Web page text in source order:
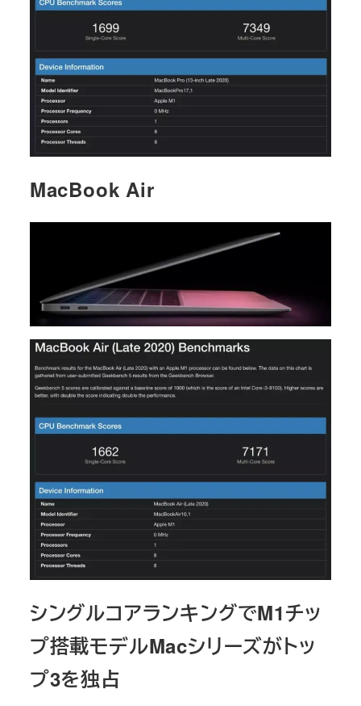
MacBook Air
シングルコアランキングでM1チッ
プ搭載モデルMacシリーズがトッ
プ3を独占